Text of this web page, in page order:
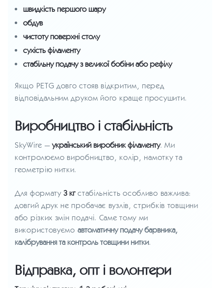
швидкість першого шару
обдув
чистоту поверхні столу
сухість філаменту
стабільну подачу з великої бобіни або рефілу
Якщо PETG довго стояв відкритим, перед
відповідальним друком його краще просушити.
Виробництво і стабільність
SkyWire —український виробник філаменту. Ми
контролюємо виробництво, колір, намотку та
геометрію нитки.
Для формату3 кгстабільність особливо важлива:
довгий друк не пробачає вузлів, стрибків товщини
або різких змін подачі. Саме тому ми
використовуємо автоматичну подачу барвника,
калібрування та контроль товщини нитки.
Відправка, опт і волонтери